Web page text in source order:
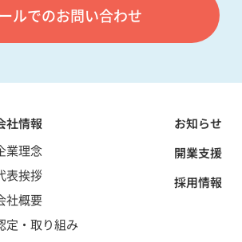
ルでのお問い合わせ
社情報
業理念
表挨拶
社概要
定・取り組み
お知らせ
開業支援
採用情報